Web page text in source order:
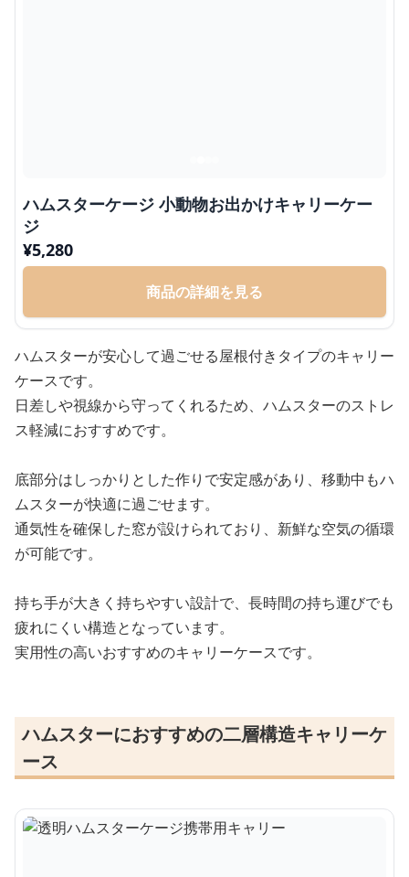
ハムスターケージ 小動物お出かけキャリーケー
ジ
¥5,280
商品の詳細を見る
ハムスターが安心して過ごせる屋根付きタイプのキャリー
ケースです。
日差しや視線から守ってくれるため、ハムスターのストレ
ス軽減におすすめです。
底部分はしっかりとした作りで安定感があり、移動中もハ
ムスターが快適に過ごせます。
通気性を確保した窓が設けられており、新鮮な空気の循環
が可能です。
持ち手が大きく持ちやすい設計で、長時間の持ち運びでも
疲れにくい構造となっています。
実用性の高いおすすめのキャリーケースです。
ハムスターにおすすめの二層構造キャリーケ
ース